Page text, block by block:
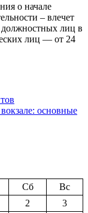
о начале
– влечет
лиц в
лиц — от 24
основные
Сб
Вс
2
3